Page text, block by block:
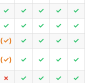
✓ ✓ ✓ ✓
✓
✓ ✓ ✓ ✓
✓
(✓) ✓ ✓ ✓
✓
(✓) ✓ ✓ ✓ ✓
✗ ✓ ✓ ✓
✓